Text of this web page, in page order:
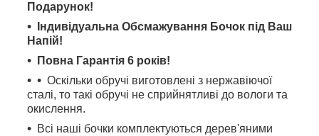
Подарунок!
Індивідуальна Обсмажування Бочок під Ваш
Напій!
Повна Гарантія 6 років!
Оскільки обручі виготовлені з нержавіючої
сталі, то такі обручі не сприйнятливі до вологи та
окислення.
Всі наші бочки комплектуються дерев'яними